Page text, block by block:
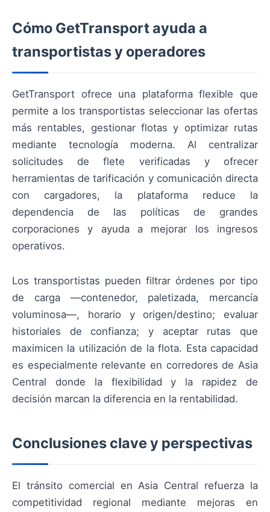
Cómo GetTransport ayuda a
transportistas y operadores
GetTransport ofrece una plataforma flexible que
permite a los transportistas seleccionar las ofertas
más rentables, gestionar flotas y optimizar rutas
mediante tecnología moderna. Al centralizar
solicitudes de flete verificadas y ofrecer
herramientas de tarificación y comunicación directa
con cargadores, la plataforma reduce la
dependencia de las políticas de grandes
corporaciones y ayuda a mejorar los ingresos
operativos.
Los transportistas pueden filtrar órdenes por tipo
de carga —contenedor, paletizada, mercancía
voluminosa—, horario y origen/destino; evaluar
historiales de confianza; y aceptar rutas que
maximicen la utilización de la flota. Esta capacidad
es especialmente relevante en corredores de Asia
Central donde la flexibilidad y la rapidez de
decisión marcan la diferencia en la rentabilidad.
Conclusiones clave y perspectivas
El tránsito comercial en Asia Central refuerza la
competitividad regional mediante mejoras en